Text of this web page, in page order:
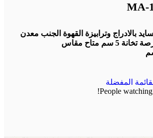
بالادراج وترابيزة القهوة الجنب معدن
ستارة خشب والقرصة تخانة 5 سم متاح مقاس
المفضلة
People